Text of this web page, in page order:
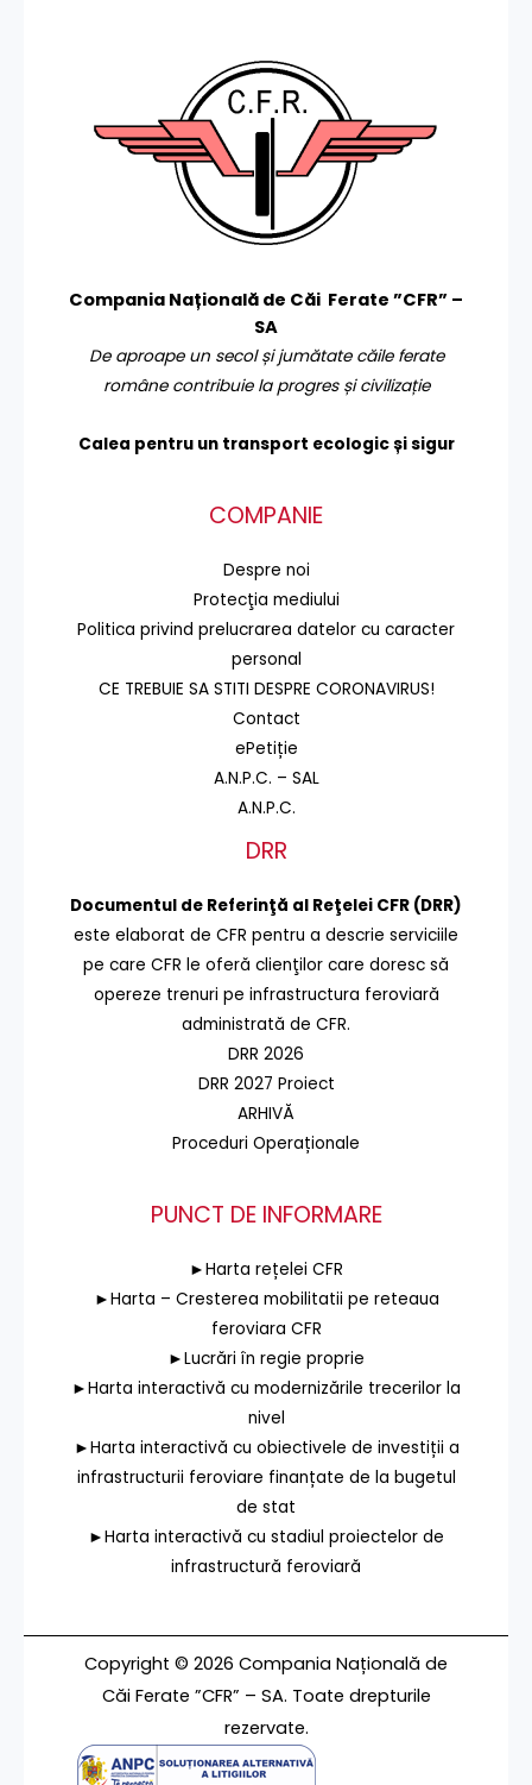
Compania Națională de Căi Ferate ”CFR” –
SA
De aproape un secol și jumătate căile ferate
române contribuie la progres și civilizație
Calea pentru un transport ecologic și sigur
COMPANIE
Despre noi
Protecţia mediului
Politica privind prelucrarea datelor cu caracter
personal
CE TREBUIE SA STITI DESPRE CORONAVIRUS!
Contact
ePetiție
A.N.P.C. – SAL
A.N.P.C.
DRR
Documentul de Referinţă al Reţelei CFR (DRR)
este elaborat de CFR pentru a descrie serviciile
pe care CFR le oferă clienţilor care doresc să
opereze trenuri pe infrastructura feroviară
administrată de CFR.
DRR 2026
DRR 2027 Proiect
ARHIVĂ
Proceduri Operaționale
PUNCT DE INFORMARE
►Harta rețelei CFR
►Harta – Cresterea mobilitatii pe reteaua
feroviara CFR
►Lucrări în regie proprie
►Harta interactivă cu modernizările trecerilor la
nivel
►Harta interactivă cu obiectivele de investiții a
infrastructurii feroviare finanțate de la bugetul
de stat
►Harta interactivă cu stadiul proiectelor de
infrastructură feroviară
Copyright © 2026 Compania Națională de
Căi Ferate ”CFR” – SA. Toate drepturile
rezervate.